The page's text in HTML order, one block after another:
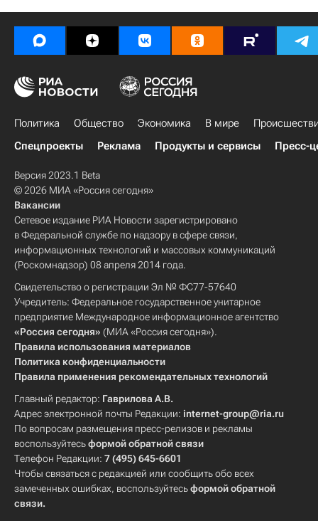
Политика Общество Экономика В мире
Спецпроекты
Реклама Продукты и сервисы Пресс-
Версия 2023.1 Beta
© 2026 МИА «Россия сегодня»
Вакансии
Сетевое издание РИА Новости зарегистрировано
в Федеральной службе по надзору в сфере связи,
информационных технологий и массовых коммуникаций
(Роскомнадзор) 08 апреля 2014 года.
Свидетельство о регистрации Эл № ФС77-57640
Учредитель: Федеральное государственное унитарное
предприятие Международное информационное агентство
«Россия сегодня» (МИА «Россия сегодня»).
Правила использования материалов
Политика конфиденциальности
Правила применения рекомендательных технологий
Главный редактор: Гаврилова А.В.
Адрес электронной почты Редакции: internet-group@ria.ru
По вопросам размещения пресс-релизов и рекламы
воспользуйтесьформой обратной связи
Телефон Редакции: 7 (495) 645-6601
Чтобы связаться с редакцией или сообщить обо всех
замеченных ошибках, воспользуйтесьформой обратной
связи.